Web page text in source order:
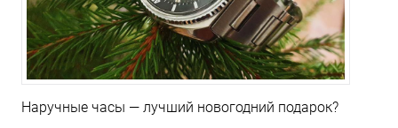
Наручные часы — лучший новогодний подарок?